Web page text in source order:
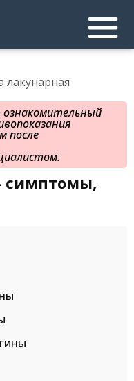
лакунарная
после
симптомы,